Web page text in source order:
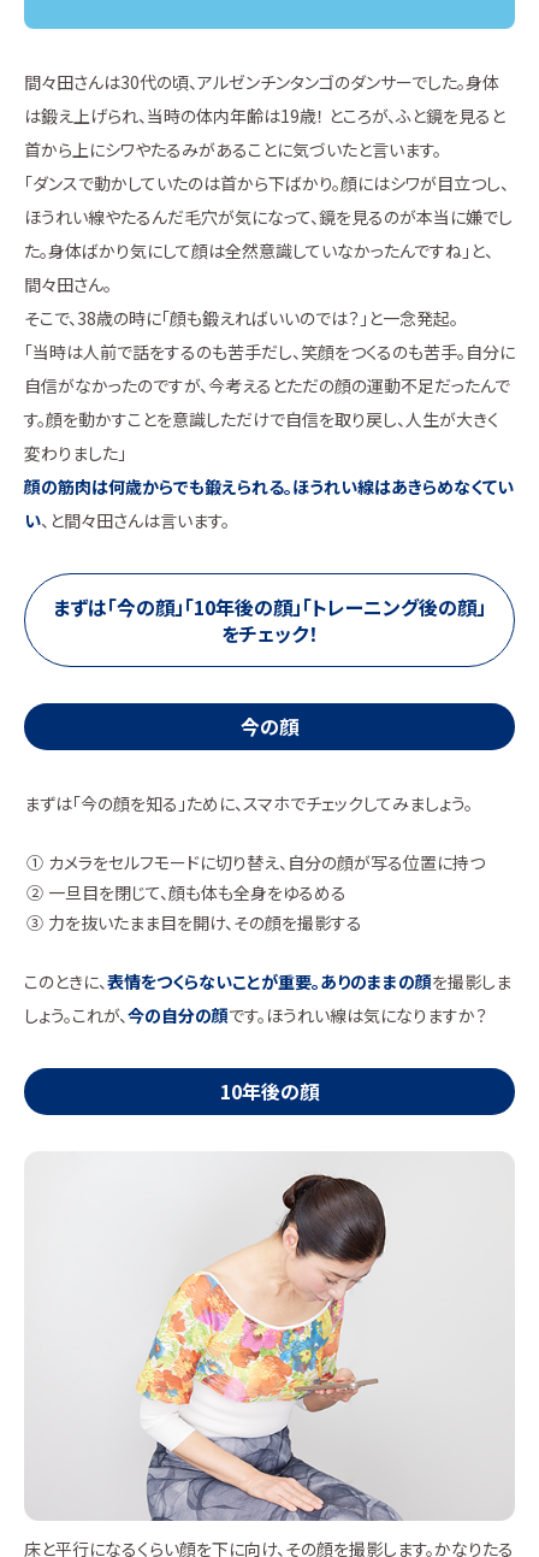
間々田さんは30代の頃、アルゼンチンタンゴのダンサーでした。身体
は鍛え上げられ、当時の体内年齢は19歳！ ところが、ふと鏡を見ると
首から上にシワやたるみがあることに気づいたと言います。
「ダンスで動かしていたのは首から下ばかり。顔にはシワが目立つし、
ほうれい線やたるんだ毛穴が気になって、鏡を見るのが本当に嫌でし
た。身体ばかり気にして顔は全然意識していなかったんですね」と、
間々田さん。
そこで、38歳の時に「顔も鍛えればいいのでは？」と一念発起。
「当時は人前で話をするのも苦手だし、笑顔をつくるのも苦手。自分に
自信がなかったのですが、今考えるとただの顔の運動不足だったんで
す。顔を動かすことを意識しただけで自信を取り戻し、人生が大きく
変わりました」
顔の筋肉は何歳からでも鍛えられる。ほうれい線はあきらめなくてい
い、と間々田さんは言います。
まずは「今の顔」「10年後の顔」「トレーニング後の顔」
をチェック！
今の顔
まずは「今の顔を知る」ために、スマホでチェックしてみましょう。
カメラをセルフモードに切り替え、自分の顔が写る位置に持つ
一旦目を閉じて、顔も体も全身をゆるめる
力を抜いたまま目を開け、その顔を撮影する
このときに、表情をつくらないことが重要。ありのままの顔を撮影しま
しょう。これが、今の自分の顔です。ほうれい線は気になりますか？
10年後の顔
床と平行になるくらい顔を下に向け、その顔を撮影します。かなりたる